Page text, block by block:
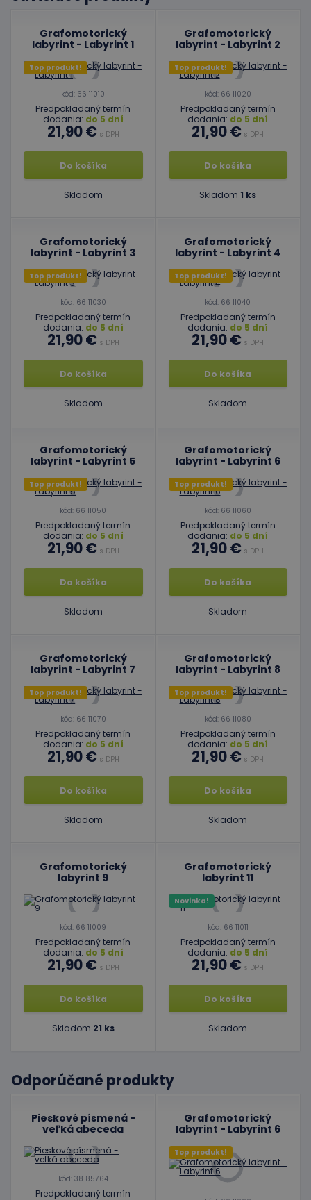
Grafomotorický
labyrint - Labyrint 1
Top produkt!
kód: 66 11010
Predpokladaný termín
dodania: do 5 dní
21,90 € s DPH
Do košíka
Skladom
Grafomotorický
labyrint - Labyrint 2
Top produkt!
kód: 66 11020
Predpokladaný termín
dodania: do 5 dní
21,90 € s DPH
Do košíka
Skladom 1 ks
Grafomotorický
labyrint - Labyrint 3
Top produkt!
kód: 66 11030
Predpokladaný termín
dodania: do 5 dní
21,90 € s DPH
Do košíka
Skladom
Grafomotorický
labyrint - Labyrint 4
Top produkt!
kód: 66 11040
Predpokladaný termín
dodania: do 5 dní
21,90 € s DPH
Do košíka
Skladom
Grafomotorický
labyrint - Labyrint 5
Top produkt!
kód: 66 11050
Predpokladaný termín
dodania: do 5 dní
21,90 € s DPH
Do košíka
Skladom
Grafomotorický
labyrint - Labyrint 6
Top produkt!
kód: 66 11060
Predpokladaný termín
dodania: do 5 dní
21,90 € s DPH
Do košíka
Skladom
Grafomotorický
labyrint - Labyrint 7
Top produkt!
kód: 66 11070
Predpokladaný termín
dodania: do 5 dní
21,90 € s DPH
Do košíka
Skladom
Grafomotorický
labyrint - Labyrint 8
Top produkt!
kód: 66 11080
Predpokladaný termín
dodania: do 5 dní
21,90 € s DPH
Do košíka
Skladom
Grafomotorický
labyrint 9
kód: 66 11009
Predpokladaný termín
dodania: do 5 dní
21,90 € s DPH
Do košíka
Skladom 21 ks
Grafomotorický
labyrint 11
Novinka!
kód: 66 11011
Predpokladaný termín
dodania: do 5 dní
21,90 € s DPH
Do košíka
Skladom
Odporúčané produkty
Pieskové písmená -
veľká abeceda
kód: 38 85764
Predpokladaný termín
Grafomotorický
labyrint - Labyrint 6
Top produkt!